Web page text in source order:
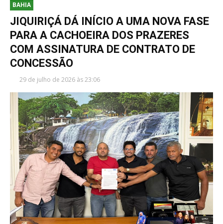
BAHIA
JIQUIRIÇÁ DÁ INÍCIO A UMA NOVA FASE
PARA A CACHOEIRA DOS PRAZERES
COM ASSINATURA DE CONTRATO DE
CONCESSÃO
29 de julho de 2026 às 23:06